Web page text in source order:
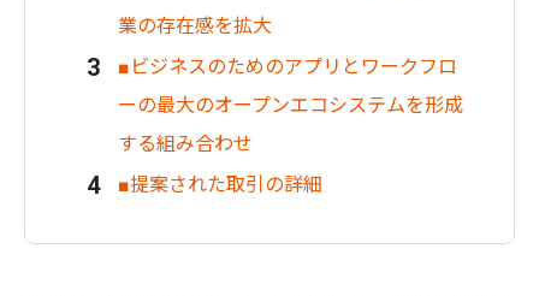
業の存在感を拡大
■ビジネスのためのアプリとワークフロ
ーの最大のオープンエコシステムを形成
する組み合わせ
■提案された取引の詳細